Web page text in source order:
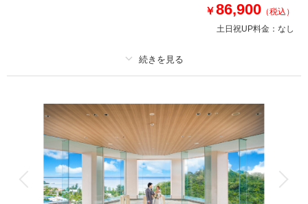
￥86,900 （税込）
土日祝UP料金： なし
撮影料 新郎衣装1着
アルバム データ 100 カット 台紙付写真
衣装追加 会食 挙式
家族と撮影 家族用衣装レンタル ペットと撮影